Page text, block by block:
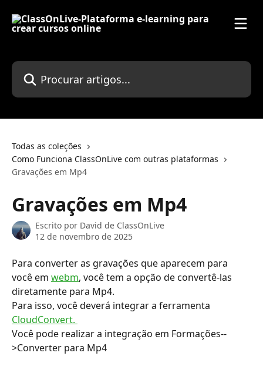
Procurar artigos...
Todas as coleções
Como Funciona ClassOnLive com outras plataformas
Gravações em Mp4
Gravações em Mp4
Escrito por David de ClassOnLive
12 de novembro de 2025
Para converter as gravações que aparecem para
você em webm, você tem a opção de convertê-las
diretamente para Mp4.
Para isso, você deverá integrar a ferramenta
CloudConvert.
Você pode realizar a integração em Formações--
>Converter para Mp4